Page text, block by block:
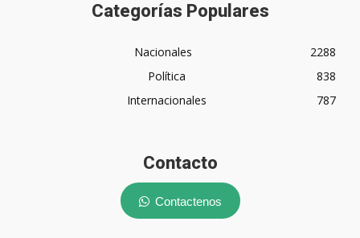
Categorías Populares
Nacionales
2288
Política
838
Internacionales
787
Contacto
Contactenos